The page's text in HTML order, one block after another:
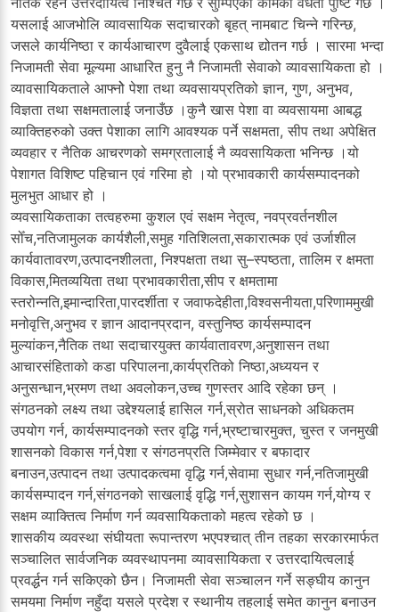
यसलाई आजभोलि व्यावसायिक सदाचारको बृहत् नामबाट चिन्ने गरिन्छ,
जसले कार्यनिष्ठा र कार्यआचारण दुवैलाई एकसाथ द्योतन गर्छ । सारमा भन्दा
निजामती सेवा मूल्यमा आधारित हुनु नै निजामती सेवाको व्यावसायिकता हो ।
व्यावसायिकताले आफ्नोे पेशा तथा व्यवसायप्रतिको ज्ञान, गुण, अनुभव,
विज्ञता तथा सक्षमतालाई जनाउँछ ।कुनै खास पेशा वा व्यवसायमा आबद्ध
व्याक्तिहरुको उक्त पेशाका लागि आवश्यक पर्ने सक्षमता, सीप तथा अपेक्षित
व्यवहार र नैतिक आचरणको समग्रतालाई नै व्यवसायिकता भनिन्छ ।यो
पेशागत विशिष्ट पहिचान एवं गरिमा हो ।यो प्रभावकारी कार्यसम्पादनको
मुलभुत आधार हो ।
व्यवसायिकताका तत्वहरुमा कुशल एवं सक्षम नेतृत्व, नवप्रवर्तनशील
सोँच,नतिजामुलक कार्यशैली,समुह गतिशिलता,सकारात्मक एवं उर्जाशील
कार्यवातावरण,उत्पादनशीलता, निश्पक्षता तथा सु–स्पष्ठता, तालिम र क्षमता
विकास,मितव्ययिता तथा प्रभावकारीता,सीप र क्षमतामा
स्तरोन्नति,इमान्दारिता,पारदर्शीता र जवाफदेहीता,विश्वसनीयता,परिणाममुखी
मनोवृत्ति,अनुभव र ज्ञान आदानप्रदान, वस्तुनिष्ठ कार्यसम्पादन
मुल्यांकन,नैतिक तथा सदाचारयुक्त कार्यवातावरण,अनुशासन तथा
आचारसंहिताको कडा परिपालना,कार्यप्रतिको निष्ठा,अध्ययन र
अनुसन्धान,भ्रमण तथा अवलोकन,उच्च गुणस्तर आदि रहेका छन् ।
संगठनको लक्ष्य तथा उद्देश्यलाई हासिल गर्न,स्रोत साधनको अधिकतम
उपयोग गर्न, कार्यसम्पादनको स्तर वृद्धि गर्न,भ्रष्टाचारमुक्त, चुस्त र जनमुखी
शासनको विकास गर्न,पेशा र संगठनप्रति जिम्मेवार र बफादार
बनाउन,उत्पादन तथा उत्पादकत्वमा वृद्धि गर्न,सेवामा सुधार गर्न,नतिजामुखी
कार्यसम्पादन गर्न,संगठनको साखलाई वृद्धि गर्न,सुशासन कायम गर्न,योग्य र
सक्षम व्याक्तित्व निर्माण गर्न व्यवसायिकताको महत्व रहेको छ ।
शासकीय व्यवस्था संघीयता रूपान्तरण भएपश्चात् तीन तहका सरकारमार्फत
सञ्चालित सार्वजनिक व्यवस्थापनमा व्यावसायिकता र उत्तरदायित्वलाई
प्रवर्द्धन गर्न सकिएको छैन। निजामती सेवा सञ्चालन गर्ने सङ्घीय कानुन
समयमा निर्माण नहुँदा यसले प्रदेश र स्थानीय तहलाई समेत कानुन बनाउन